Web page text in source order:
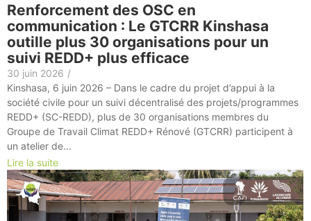
Renforcement des OSC en
communication : Le GTCRR Kinshasa
outille plus 30 organisations pour un
suivi REDD+ plus efficace
30 juin 2026 /
Kinshasa, 6 juin 2026 – Dans le cadre du projet d’appui à la
société civile pour un suivi décentralisé des projets/programmes
REDD+ (SC-REDD), plus de 30 organisations membres du
Groupe de Travail Climat REDD+ Rénové (GTCRR) participent à
un atelier de...
Lire la suite